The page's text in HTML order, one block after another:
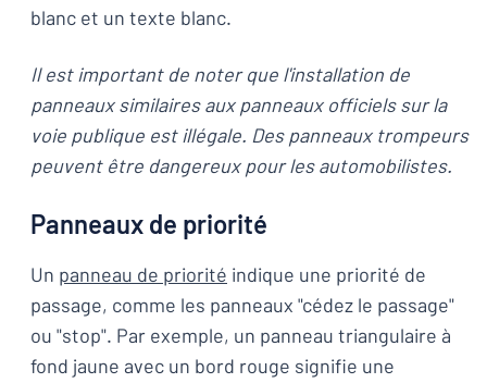
blanc et un texte blanc.
Il est important de noter que l'installation de
panneaux similaires aux panneaux officiels sur la
voie publique est illégale. Des panneaux trompeurs
peuvent être dangereux pour les automobilistes.
Panneaux de priorité
Un panneau de priorité indique une priorité de
passage, comme les panneaux "cédez le passage"
ou "stop". Par exemple, un panneau triangulaire à
fond jaune avec un bord rouge signifie une